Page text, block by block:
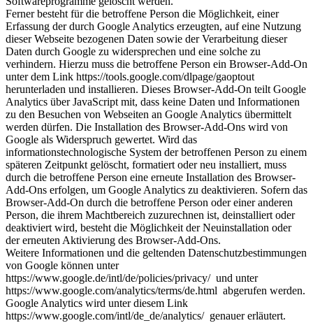
Ferner besteht für die betroffene Person die Möglichkeit, einer
Erfassung der durch Google Analytics erzeugten, auf eine Nutzung
dieser Webseite bezogenen Daten sowie der Verarbeitung dieser
Daten durch Google zu widersprechen und eine solche zu
verhindern. Hierzu muss die betroffene Person ein Browser-Add-On
unter dem Link https://tools.google.com/dlpage/gaoptout
herunterladen und installieren. Dieses Browser-Add-On teilt Google
Analytics über JavaScript mit, dass keine Daten und Informationen
zu den Besuchen von Webseiten an Google Analytics übermittelt
werden dürfen. Die Installation des Browser-Add-Ons wird von
Google als Widerspruch gewertet. Wird das
informationstechnologische System der betroffenen Person zu einem
späteren Zeitpunkt gelöscht, formatiert oder neu installiert, muss
durch die betroffene Person eine erneute Installation des Browser-
Add-Ons erfolgen, um Google Analytics zu deaktivieren. Sofern das
Browser-Add-On durch die betroffene Person oder einer anderen
Person, die ihrem Machtbereich zuzurechnen ist, deinstalliert oder
deaktiviert wird, besteht die Möglichkeit der Neuinstallation oder
der erneuten Aktivierung des Browser-Add-Ons.
Weitere Informationen und die geltenden Datenschutzbestimmungen
von Google können unter
https://www.google.de/intl/de/policies/privacy/ und unter
https://www.google.com/analytics/terms/de.html abgerufen werden.
Google Analytics wird unter diesem Link
https://www.google.com/intl/de_de/analytics/ genauer erläutert.